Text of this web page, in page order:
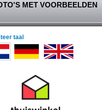
MET VOORBEELDEN
taal